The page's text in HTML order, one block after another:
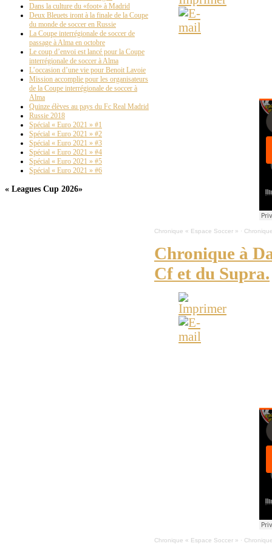
Chronique « Espace Soccer » ·
Chronique à
Cf et du Supra.
Chronique « Espace Soccer » ·
Dans la culture du «foot» à Madrid
Deux Bleuets iront à la finale de la Coupe
du monde de soccer en Russie
La Coupe interrégionale de soccer de
passage à Alma en octobre
Le coup d’envoi est lancé pour la Coupe
interrégionale de soccer à Alma
L’occasion d’une vie pour Benoit Lavoie
Mission accomplie pour les organisateurs
de la Coupe interrégionale de soccer à
Alma
Quinze élèves au pays du Fc Real Madrid
Russie 2018
Spécial « Euro 2021 » #1
Spécial « Euro 2021 » #2
Spécial « Euro 2021 » #3
Spécial « Euro 2021 » #4
Spécial « Euro 2021 » #5
Spécial « Euro 2021 » #6
« Leagues Cup 2026»